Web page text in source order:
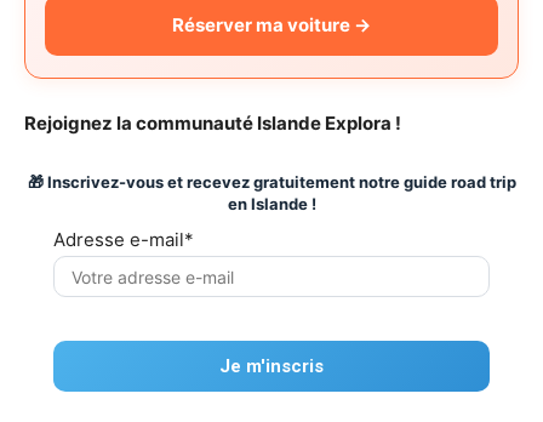
Réserver ma voiture →
Rejoignez la communauté Islande Explora !
🎁 Inscrivez-vous et recevez gratuitement notre guide road trip
en Islande !
Adresse e-mail*